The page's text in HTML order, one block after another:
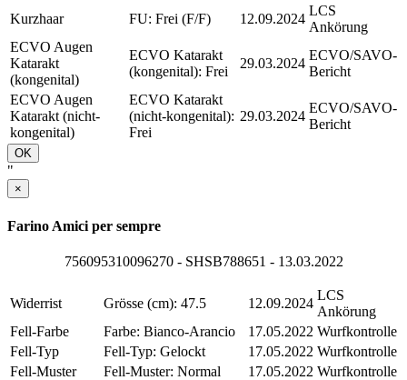
Kurzhaar
FU: Frei (F/F) 12.09.2024
LCS
Ankörung
ECVO Augen
Katarakt
(kongenital)
ECVO Katarakt
(kongenital): Frei
29.03.2024
ECVO/SAVO-
Bericht
ECVO Augen
Katarakt (nicht-
kongenital)
ECVO Katarakt
(nicht-kongenital):
Frei
29.03.2024
ECVO/SAVO-
Bericht
OK
"
×
Farino Amici per sempre
756095310096270 - SHSB788651 - 13.03.2022
Widerrist Grösse (cm): 47.5 12.09.2024
LCS
Ankörung
Fell-Farbe
Farbe: Bianco-Arancio 17.05.2022 Wurfkontrolle
Fell-Typ
Fell-Typ: Gelockt 17.05.2022 Wurfkontrolle
Fell-Muster
Fell-Muster: Normal 17.05.2022 Wurfkontrolle